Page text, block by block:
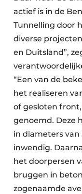
actief is in de
Tunnelling door
diverse
en Duitsland”,
“Een van de
het realiseren
of gesloten
genoemd. Deze
in diameters
inwendig.
het doorpersen
bruggen in
zogenaamde